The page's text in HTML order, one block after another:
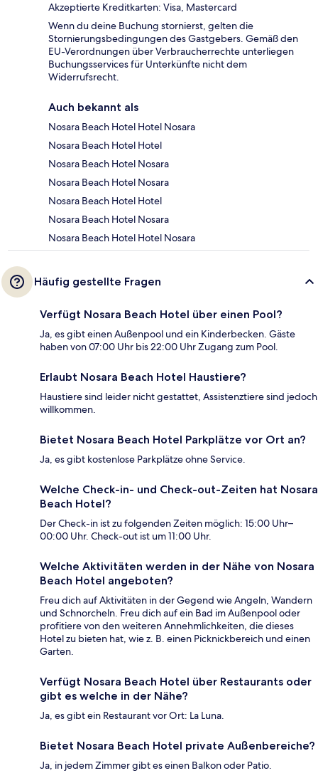
Akzeptierte Kreditkarten: Visa, Mastercard
Wenn du deine Buchung stornierst, gelten die
Stornierungsbedingungen des Gastgebers. Gemäß den
EU-Verordnungen über Verbraucherrechte unterliegen
Buchungsservices für Unterkünfte nicht dem
Widerrufsrecht.
Auch bekannt als
Nosara Beach Hotel Hotel Nosara
Nosara Beach Hotel Hotel
Nosara Beach Hotel Nosara
Nosara Beach Hotel Nosara
Nosara Beach Hotel Hotel
Nosara Beach Hotel Nosara
Nosara Beach Hotel Hotel Nosara
Häufig gestellte Fragen
Verfügt Nosara Beach Hotel über einen Pool?
Ja, es gibt einen Außenpool und ein Kinderbecken. Gäste
haben von 07:00 Uhr bis 22:00 Uhr Zugang zum Pool.
Erlaubt Nosara Beach Hotel Haustiere?
Haustiere sind leider nicht gestattet, Assistenztiere sind jedoch
willkommen.
Bietet Nosara Beach Hotel Parkplätze vor Ort an?
Ja, es gibt kostenlose Parkplätze ohne Service.
Welche Check-in- und Check-out-Zeiten hat Nosara
Beach Hotel?
Der Check-in ist zu folgenden Zeiten möglich: 15:00 Uhr–
00:00 Uhr. Check-out ist um 11:00 Uhr.
Welche Aktivitäten werden in der Nähe von Nosara
Beach Hotel angeboten?
Freu dich auf Aktivitäten in der Gegend wie Angeln, Wandern
und Schnorcheln. Freu dich auf ein Bad im Außenpool oder
profitiere von den weiteren Annehmlichkeiten, die dieses
Hotel zu bieten hat, wie z. B. einen Picknickbereich und einen
Garten.
Verfügt Nosara Beach Hotel über Restaurants oder
gibt es welche in der Nähe?
Ja, es gibt ein Restaurant vor Ort: La Luna.
Bietet Nosara Beach Hotel private Außenbereiche?
Ja, in jedem Zimmer gibt es einen Balkon oder Patio.